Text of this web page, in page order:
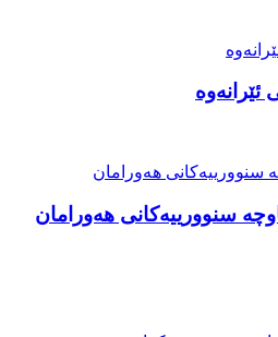
سنوورییەکانی هەورامان